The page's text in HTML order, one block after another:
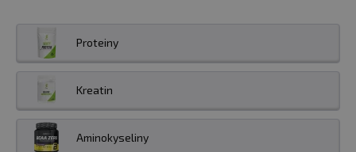
Stars nabízí kompletní sortiment výrobků od
aminokyselin, přes proteinové a sacharidové produkty
až po spalovače tuků s maximální účinností. All Stars
využívá při výrobě pouze a jen nejkvalitnější suroviny,
tzn. výsledkem je vždy produkt nesporných kvalit se
zárukou, že vše, co by měl suplement dle etikety
obsahovat, také beze zbytku a bez výjimek obsahuje.
Proteiny
Kreatin
Aminokyseliny